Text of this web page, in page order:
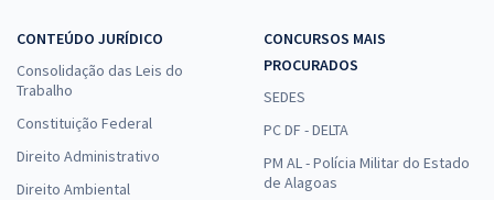
CONTEÚDO JURÍDICO
Consolidação das Leis do
Trabalho
Constituição Federal
Direito Administrativo
Direito Ambiental
CONCURSOS MAIS
PROCURADOS
SEDES
PC DF - DELTA
PM AL - Polícia Militar do Estado
de Alagoas